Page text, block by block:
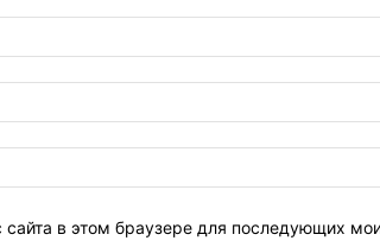
в этом браузере для последующих